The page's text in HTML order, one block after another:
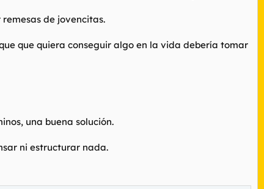
de jovencitas.
que quiera conseguir algo en la vida debería tomar
una buena solución.
ni estructurar nada.